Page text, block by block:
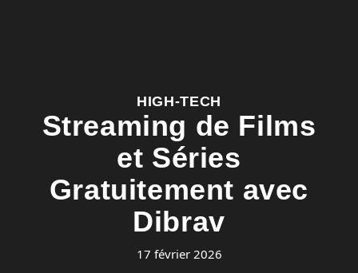
HIGH-TECH
Streaming de Films
et Séries
Gratuitement avec
Dibrav
17 février 2026